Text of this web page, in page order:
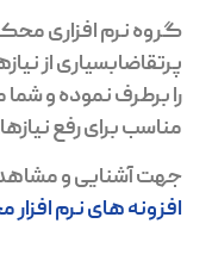
پرتقاضابسیاری از
را برطرف نموده و
مناسب برای رفع
جهت آشنایی و
افزونه های نرم